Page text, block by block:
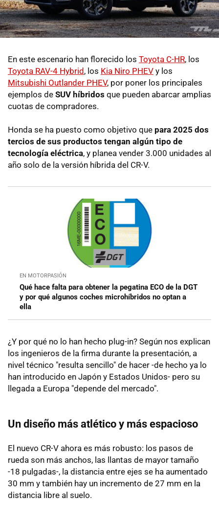
En este escenario han florecido los Toyota C-HR, los
Toyota RAV-4 Hybrid , los Kia Niro PHEV y los
Mitsubishi Outlander PHEV, por poner los principales
ejemplos de SUV híbridos que pueden abarcar amplias
cuotas de compradores.
Honda se ha puesto como objetivo que para 2025 dos
tercios de sus productos tengan algún tipo de
tecnología eléctrica, y planea vender 3.000 unidades al
año solo de la versión híbrida del CR-V.
EN MOTORPASIÓN
Qué hace falta para obtener la pegatina ECO de la DGT
y por qué algunos coches microhíbridos no optan a
ella
¿Y por qué no lo han hecho plug-in? Según nos explican
los ingenieros de la firma durante la presentación, a
nivel técnico "resulta sencillo" de hacer -de hecho ya lo
han introducido en Japón y Estados Unidos- pero su
llegada a Europa "depende del mercado".
Un diseño más atlético y más espacioso
El nuevo CR-V ahora es más robusto: los pasos de
rueda son más anchos, las llantas de mayor tamaño
-18 pulgadas-, la distancia entre ejes se ha aumentado
30 mm y también hay un incremento de 27 mm en la
distancia libre al suelo.